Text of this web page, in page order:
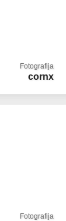
cornx
Fotografija
Fotografija